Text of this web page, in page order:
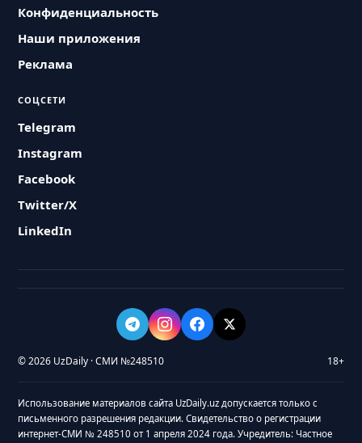
Конфиденциальность
Наши приложения
Реклама
СОЦСЕТИ
Telegram
Instagram
Facebook
Twitter/X
LinkedIn
© 2026 UzDaily · СМИ №248510 18+
Использование материалов сайта UzDaily.uz допускается только с
письменного разрешения редакции. Свидетельство о регистрации
интернет-СМИ № 248510 от 1 апреля 2024 года. Учредитель: Частное